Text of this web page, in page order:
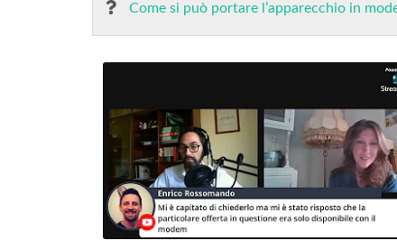
Come si può portare l’apparecchio in